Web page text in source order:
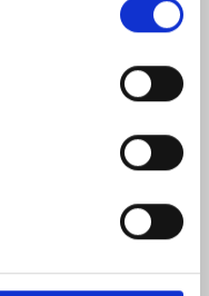
tecnici. Per maggiori
politica sui cookie